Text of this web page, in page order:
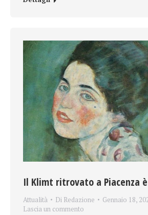
Il Klimt ritrovato a Piacenza
Attualità Di Redazione
Gennaio 18,
Lascia un commento